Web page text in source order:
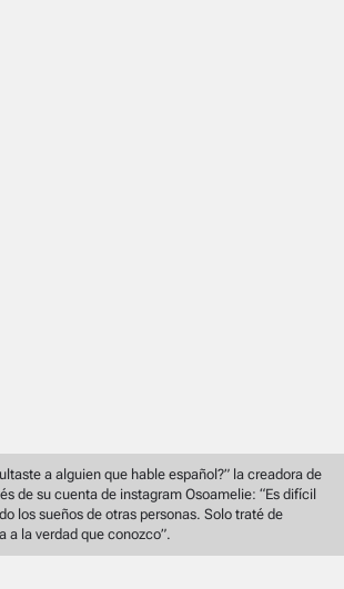
a alguien que hable español?” la creadora de
de su cuenta de instagram Osoamelie: “Es difícil
los sueños de otras personas. Solo traté de
a la verdad que conozco”.